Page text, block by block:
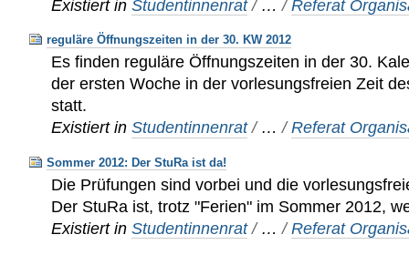
Existiert in Studentinnenrat / …/Referat
reguläre Öffnungszeiten in der 30. KW 2012
Es finden reguläre Öffnungszeiten in der 30.
der ersten Woche in der vorlesungsfreien Zeit
statt.
Existiert in Studentinnenrat / …/Referat
Sommer 2012: Der StuRa ist da!
Die Prüfungen sind vorbei und die
Der StuRa ist, trotz "Ferien" im Sommer 2012,
Existiert in Studentinnenrat / …/Referat